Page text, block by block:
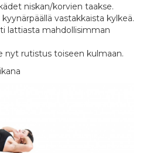
niskan/korvien taakse.
vastakkaista kylkeä.
lattiasta mahdollisimman
nyt rutistus toiseen kulmaan.